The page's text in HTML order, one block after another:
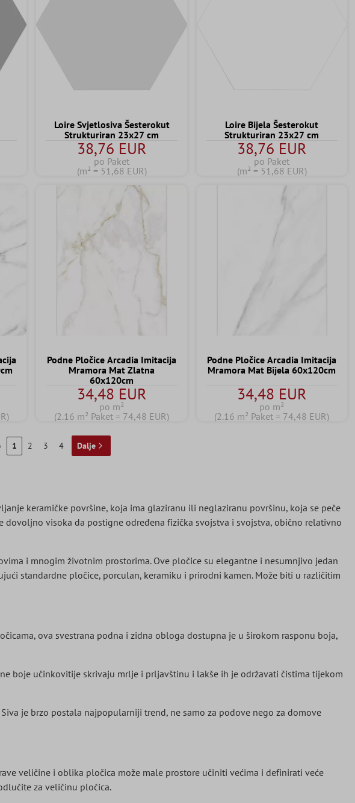
Loire Svjetlosiva Šesterokut
Strukturiran 23x27 cm
38,76 EUR
po Paket
(m² = 51,68 EUR)
Loire Bijela Šesterokut
Strukturiran 23x27 cm
38,76 EUR
po Paket
(m² = 51,68 EUR)
Podne Pločice Arcadia Imitacija
Mramora Mat Zlatna
60x120cm
34,48 EUR
po m²
(2.16 m² Paket = 74,48 EUR)
Podne Pločice Arcadia Imitacija
Mramora Mat Bijela 60x120cm
34,48 EUR
po m²
(2.16 m² Paket = 74,48 EUR)
1 2 3 4 Dalje
keramičke površine, koja ima glaziranu ili neglaziranu površinu, koja se peče
visoka da postigne određena fizička svojstva i svojstva, obično relativno
i mnogim životnim prostorima. Ove pločice su elegantne i nesumnjivo jedan
standardne pločice, porculan, keramiku i prirodni kamen. Može biti u različitim
ova svestrana podna i zidna obloga dostupna je u širokom rasponu boja,
boje učinkovitije skrivaju mrlje i prljavštinu i lakše ih je održavati čistima tijekom
je brzo postala najpopularniji trend, ne samo za podove nego za domove
veličine i oblika pločica može male prostore učiniti većima i definirati veće
za veličinu pločica.